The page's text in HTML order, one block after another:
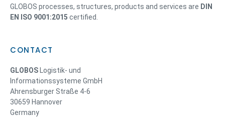
GLOBOS processes, structures, products and services are DIN
EN ISO 9001:2015 certified.
CONTACT
GLOBOS Logistik- und
Informationssysteme GmbH
Ahrensburger Straße 4-6
30659 Hannover
Germany